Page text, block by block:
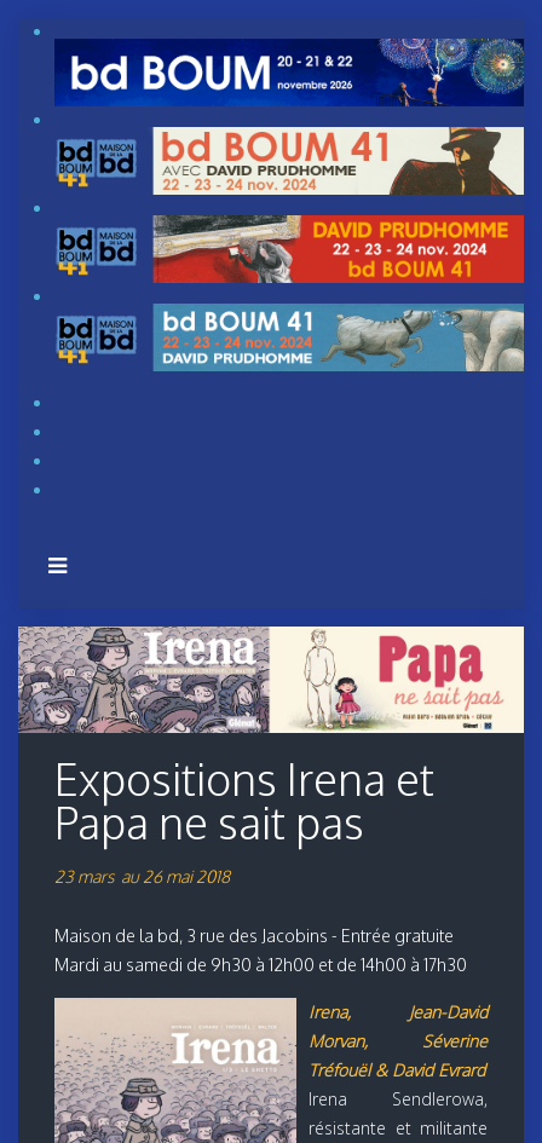
Expositions Irena et
Papa ne sait pas
23 mars au 26 mai 2018
Maison de la bd, 3 rue des Jacobins - Entrée gratuite
Mardi au samedi de 9h30 à 12h00 et de 14h00 à 17h30
Irena, Jean-David
Morvan, Séverine
Tréfouël & David Evrard
Irena Sendlerowa,
résistante et militante